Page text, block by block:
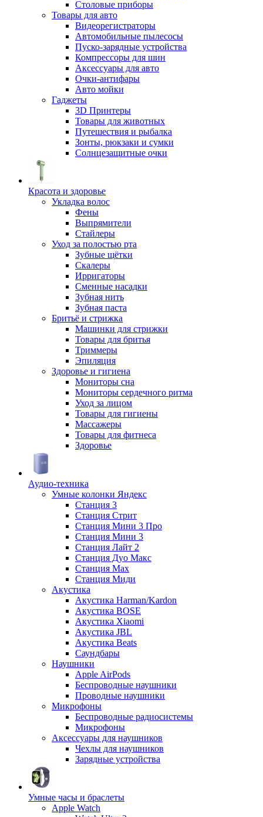
Столовые приборы
Товары для авто
Видеорегистраторы
Автомобильные пылесосы
Пуско-зарядные устройства
Компрессоры для шин
Аксессуары для авто
Очки-антифары
Авто мойки
Гаджеты
3D Принтеры
Товары для животных
Путешествия и рыбалка
Зонты, рюкзаки и сумки
Солнцезащитные очки
Красота и здоровье
Укладка волос
Фены
Выпрямители
Стайлеры
Уход за полостью рта
Зубные щётки
Скалеры
Ирригаторы
Сменные насадки
Зубная нить
Зубная паста
Бритьё и стрижка
Машинки для стрижки
Товары для бритья
Триммеры
Эпиляция
Здоровье и гигиена
Мониторы сна
Мониторы сердечного ритма
Уход за лицом
Товары для гигиены
Массажеры
Товары для фитнеса
Здоровье
Аудио-техника
Умные колонки Яндекс
Станция 3
Станция Стрит
Станция Мини 3 Про
Станция Мини 3
Станция Лайт 2
Станция Дуо Макс
Станция Max
Станция Миди
Акустика
Акустика Harman/Kardon
Акустика BOSE
Акустика Xiaomi
Акустика JBL
Акустика Beats
Саундбары
Наушники
Apple AirPods
Беспроводные наушники
Проводные наушники
Микрофоны
Беспроводные радиосистемы
Микрофоны
Аксессуары для наушников
Чехлы для наушников
Зарядные устройства
Умные часы и браслеты
Apple Watch